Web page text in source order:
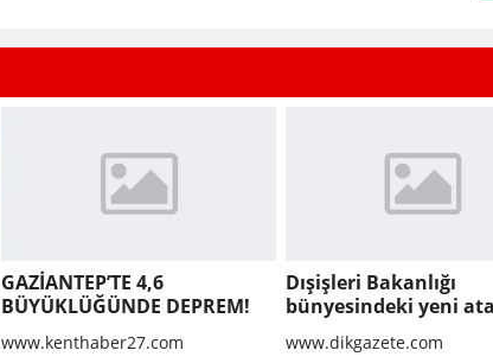
GAZİANTEP’TE 4,6
BÜYÜKLÜĞÜNDE DEPREM!
www.kenthaber27.com
Dışişleri Bakanlığı
bünyesindeki yeni
Resmi Gazete'de
www.dikgazete.com